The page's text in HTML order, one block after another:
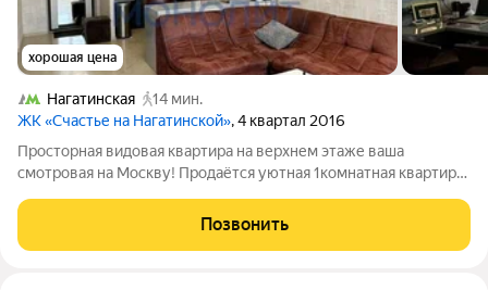
хорошая цена
Нагатинская
14 мин.
ЖК «Счастье на Нагатинской», 4 квартал 2016
Просторная видовая квартира на верхнем этаже ваша
смотровая на Москву! Продаётся уютная 1комнатная квартира
вас ждут потрясающие виды на город и максимум
естественного света. Что понравится
Позвонить